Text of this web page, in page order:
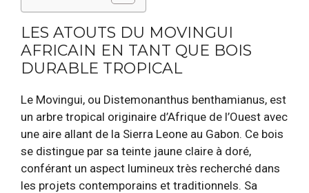
LES ATOUTS DU MOVINGUI
AFRICAIN EN TANT QUE BOIS
DURABLE TROPICAL
Le Movingui, ou Distemonanthus benthamianus, est
un arbre tropical originaire d’Afrique de l’Ouest avec
une aire allant de la Sierra Leone au Gabon. Ce bois
se distingue par sa teinte jaune claire à doré,
conférant un aspect lumineux très recherché dans
les projets contemporains et traditionnels. Sa